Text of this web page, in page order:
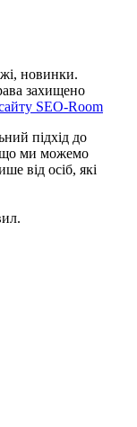
новинки.
захищено
SEO-Room
підхід до
що ми можемо
від осіб, які